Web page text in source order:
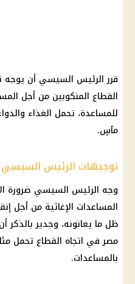
قرر الرئيس السيسي أن
القطاع المنكوبين من أجل
للمساعدة، تحمل الغذاء
مآسٍ.
توجيهات الرئيس السيسي
وجه الرئيس السيسي ضرورة
المساعدات الإغاثية من أجل
ظل ما يعانونه، وجدير
مصر في اتجاه القطاع تحمل
بالمساعدات.